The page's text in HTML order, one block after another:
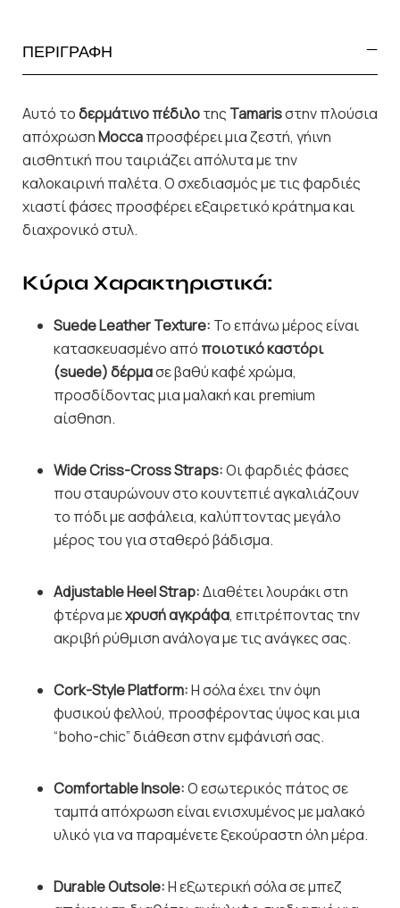
ΠΕΡΙΓΡΑΦΗ
Αυτό τοδερμάτινο πέδιλοτης Tamarisστην πλούσια
απόχρωσηMoccaπροσφέρει μια ζεστή, γήινη
αισθητική που ταιριάζει απόλυτα με την
καλοκαιρινή παλέτα. Ο σχεδιασμός με τις φαρδιές
χιαστί φάσες προσφέρει εξαιρετικό κράτημα και
διαχρονικό στυλ.
Κύρια Χαρακτηριστικά:
Suede Leather Texture: Το επάνω μέρος είναι
κατασκευασμένο από ποιοτικό καστόρι
(suede) δέρμασε βαθύ καφέ χρώμα,
προσδίδοντας μια μαλακή και premium
αίσθηση.
Wide Criss-Cross Straps:Οι φαρδιές φάσες
που σταυρώνουν στο κουντεπιέ αγκαλιάζουν
το πόδι με ασφάλεια, καλύπτοντας μεγάλο
μέρος του για σταθερό βάδισμα.
Adjustable Heel Strap:Διαθέτει λουράκι στη
φτέρνα μεχρυσή αγκράφα, επιτρέποντας την
ακριβή ρύθμιση ανάλογα με τις ανάγκες σας.
Cork-Style Platform:Η σόλα έχει την όψη
φυσικού φελλού, προσφέροντας ύψος και μια
“boho-chic” διάθεση στην εμφάνισή σας.
Comfortable Insole:Ο εσωτερικός πάτος σε
ταμπά απόχρωση είναι ενισχυμένος με μαλακό
υλικό για να παραμένετε ξεκούραστη όλη μέρα.
Durable Outsole:Η εξωτερική σόλα σε μπεζ